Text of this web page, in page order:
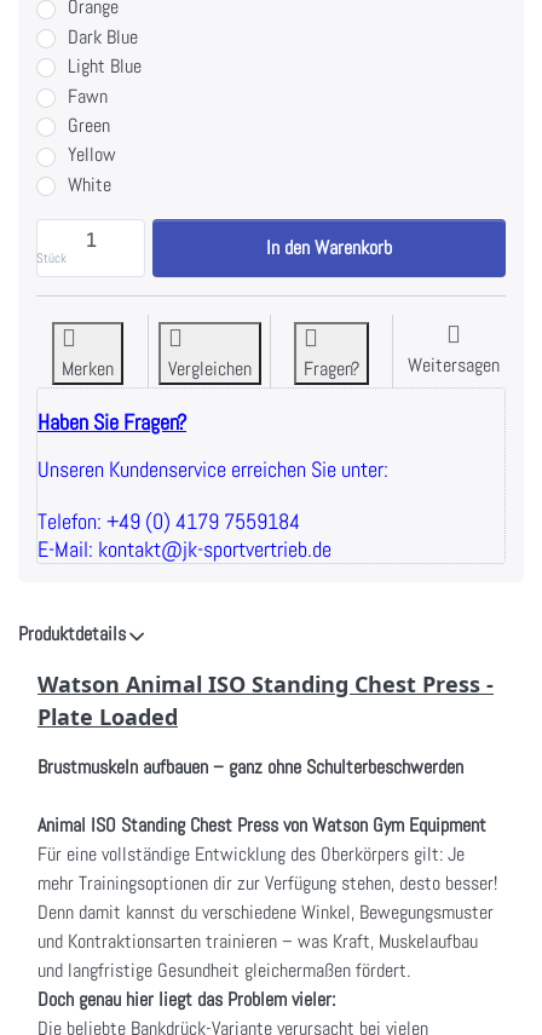
Orange
Dark Blue
Light Blue
Fawn
Green
Yellow
White
Stück
Watson Animal ISO Standing Chest Press - Plate
In den Warenkorb
Merken Vergleichen Fragen? Weitersagen
Haben Sie Fragen?
Unseren Kundenservice erreichen Sie unter:
Telefon: +49 (0) 4179 7559184
E-Mail: kontakt@jk-sportvertrieb.de
Produktdetails
Watson Animal ISO Standing Chest Press -
Plate Loaded
Brustmuskeln aufbauen – ganz ohne Schulterbeschwerden
Animal ISO Standing Chest Press von Watson Gym Equipment
Für eine vollständige Entwicklung des Oberkörpers gilt: Je
mehr Trainingsoptionen dir zur Verfügung stehen, desto besser!
Denn damit kannst du verschiedene Winkel, Bewegungsmuster
und Kontraktionsarten trainieren – was Kraft, Muskelaufbau
und langfristige Gesundheit gleichermaßen fördert.
Doch genau hier liegt das Problem vieler:
Die beliebte Bankdrück-Variante verursacht bei vielen